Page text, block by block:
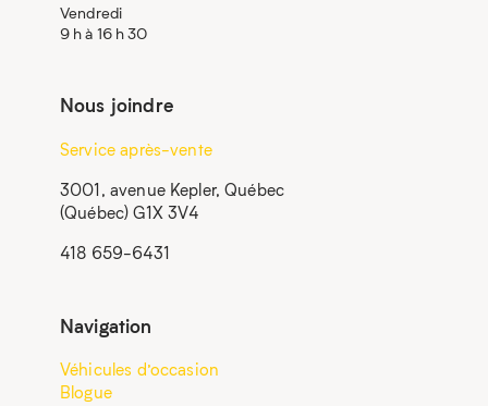
Vendredi
9 h à 16 h 30
Nous joindre
Service après-vente
3001, avenue Kepler, Québec
(Québec) G1X 3V4
418 659-6431
Navigation
Véhicules d’occasion
Blogue